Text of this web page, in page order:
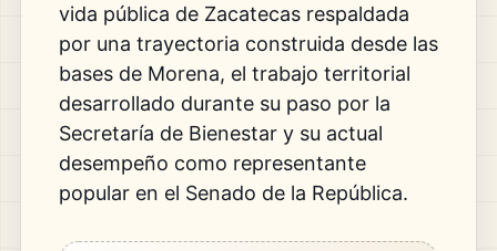
vida pública de Zacatecas respaldada
por una trayectoria construida desde las
bases de Morena, el trabajo territorial
desarrollado durante su paso por la
Secretaría de Bienestar y su actual
desempeño como representante
popular en el Senado de la República.